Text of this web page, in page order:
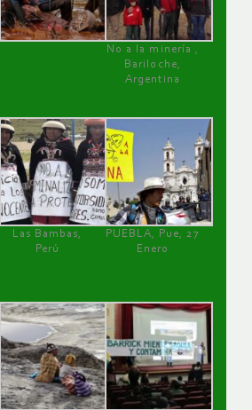
No a la minería ,
Bariloche,
Argentina
Las Bambas,
Perú
PUEBLA, Pue, 27
Enero